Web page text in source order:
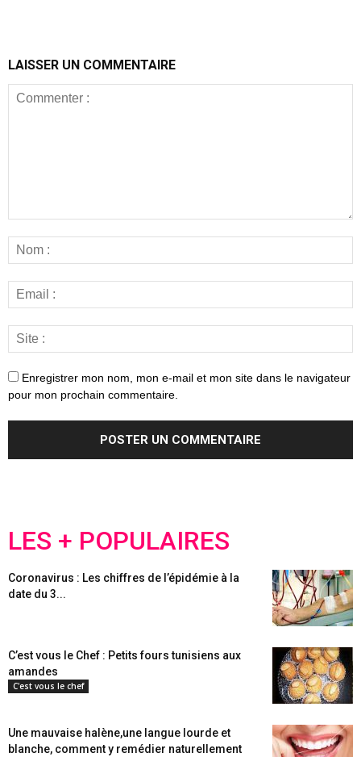
LAISSER UN COMMENTAIRE
Enregistrer mon nom, mon e-mail et mon site dans le navigateur
pour mon prochain commentaire.
LES + POPULAIRES
Coronavirus : Les chiffres de l’épidémie à la
date du 3...
C’est vous le Chef : Petits fours tunisiens aux
amandes
C'est vous le chef
Une mauvaise halène,une langue lourde et
blanche, comment y remédier naturellement